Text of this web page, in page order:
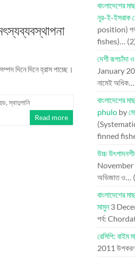
দিনে দিনে হ্রাস পাচ্ছে।
,স্বাদুপানি
Read more
নূর-ই-ইসরাক
position)
fishes)…
দেশী রূপচাঁদা
January
নামেই অধিক…
phulo by
finned
উচ্চ
অভিজাত ও…
মামুন 3
পর্ব:
রেসিপি: বাইম
2011